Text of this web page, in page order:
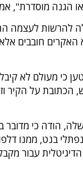
הגנה מוסדרת",
ישראל אינה יכולה
חובבים
כי מעולם לא
הכתובת על הקיר
הודה כי מדובר
בנט, ממנו
עבור